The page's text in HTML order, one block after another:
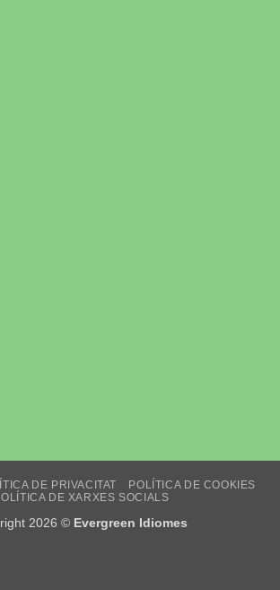
DE PRIVACITAT
POLÍTICA DE COOKIES
DE XARXES SOCIALS
2026 © Evergreen Idiomes